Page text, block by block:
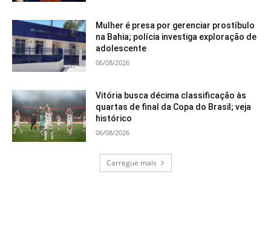
Mulher é presa por gerenciar prostíbulo
na Bahia; polícia investiga exploração de
adolescente
06/08/2026
Vitória busca décima classificação às
quartas de final da Copa do Brasil; veja
histórico
06/08/2026
Carregue mais